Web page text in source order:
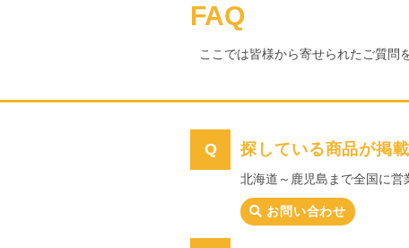
FAQ
ここでは皆様から寄せられたご質問
探している商品が掲
北海道～鹿児島まで全国に営
お問い合わせ